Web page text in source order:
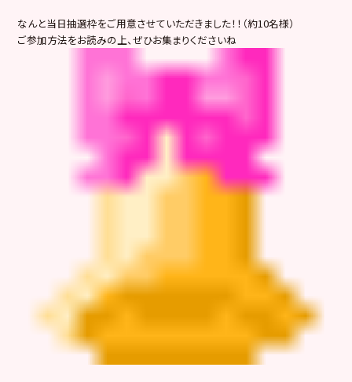
なんと当日抽選枠をご用意させていただきました！！（約10名様）
ご参加方法をお読みの上、ぜひお集まりくださいね